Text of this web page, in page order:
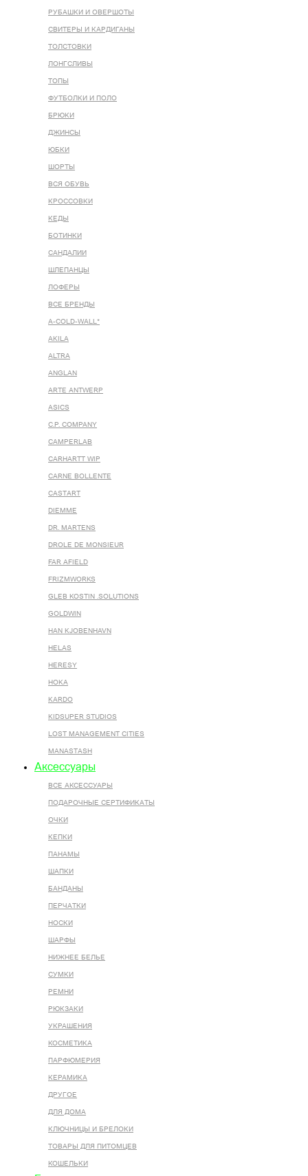
РУБАШКИ И ОВЕРШОТЫ
СВИТЕРЫ И КАРДИГАНЫ
ТОЛСТОВКИ
ЛОНГСЛИВЫ
ТОПЫ
ФУТБОЛКИ И ПОЛО
БРЮКИ
ДЖИНСЫ
ЮБКИ
ШОРТЫ
ВСЯ ОБУВЬ
КРОССОВКИ
КЕДЫ
БОТИНКИ
САНДАЛИИ
ШЛЕПАНЦЫ
ЛОФЕРЫ
ВСЕ БРЕНДЫ
A-COLD-WALL*
AKILA
ALTRA
ANGLAN
ARTE ANTWERP
ASICS
C.P. COMPANY
CAMPERLAB
CARHARTT WIP
CARNE BOLLENTE
CASTART
DIEMME
DR. MARTENS
DROLE DE MONSIEUR
FAR AFIELD
FRIZMWORKS
GLEB KOSTIN .SOLUTIONS
GOLDWIN
HAN KJOBENHAVN
HELAS
HERESY
HOKA
KARDO
KIDSUPER STUDIOS
LOST MANAGEMENT CITIES
MANASTASH
Аксессуары
ВСЕ AКСЕССУАРЫ
ПОДАРОЧНЫЕ СЕРТИФИКАТЫ
ОЧКИ
КЕПКИ
ПАНАМЫ
ШАПКИ
БАНДАНЫ
ПЕРЧАТКИ
НОСКИ
ШАРФЫ
НИЖНЕЕ БЕЛЬЕ
СУМКИ
РЕМНИ
РЮКЗАКИ
УКРАШЕНИЯ
КОСМЕТИКА
ПАРФЮМЕРИЯ
КЕРАМИКА
ДРУГОЕ
ДЛЯ ДОМА
КЛЮЧНИЦЫ И БРЕЛОКИ
ТОВАРЫ ДЛЯ ПИТОМЦЕВ
КОШЕЛЬКИ